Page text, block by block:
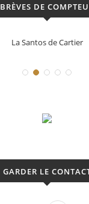
BRÈVES DE
La Santos de Cartier
GARDER LE